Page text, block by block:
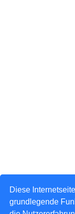
Diese
grundlegende